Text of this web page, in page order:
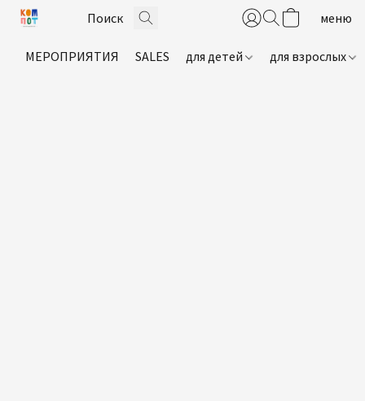
МЕРОПРИЯТИЯ SALES для детей для взрослых